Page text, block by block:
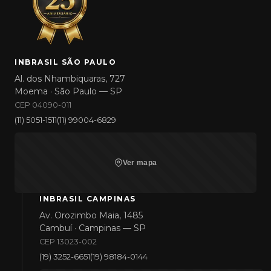
INBRASIL SÃO PAULO
Al. dos Nhambiquaras, 727
Moema · São Paulo — SP
CEP 04090-011
(11) 5051-1511(11) 99004-6829
Ver mapa
INBRASIL CAMPINAS
Av. Orozimbo Maia, 1485
Cambuí · Campinas — SP
CEP 13023-002
(19) 3252-6651(19) 98184-0144